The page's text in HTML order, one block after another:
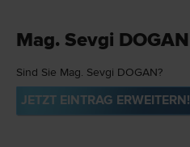
Mag. Sevgi DOGAN
Sind Sie Mag. Sevgi DOGAN?
JETZT EINTRAG ERWEITERN!